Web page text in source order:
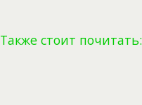
Также стоит почитать: